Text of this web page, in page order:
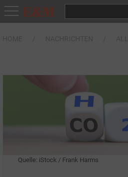
Quelle: iStock / Frank Harms